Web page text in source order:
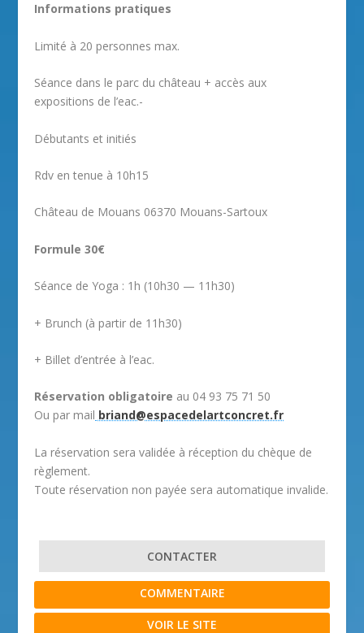
Informations pratiques
Limité à 20 personnes max.
Séance dans le parc du château + accès aux
expositions de l’eac.-
Débutants et initiés
Rdv en tenue à 10h15
Château de Mouans 06370 Mouans-Sartoux
Formule 30€
Séance de Yoga : 1h (10h30 — 11h30)
+ Brunch (à partir de 11h30)
+ Billet d’entrée à l’eac.
Réservation obligatoire au 04 93 75 71 50
Ou par mail briand@espacedelartconcret.fr
La réservation sera validée à réception du chèque de
règlement.
Toute réservation non payée sera automatique invalide.
CONTACTER
COMMENTAIRE
VOIR LE SITE